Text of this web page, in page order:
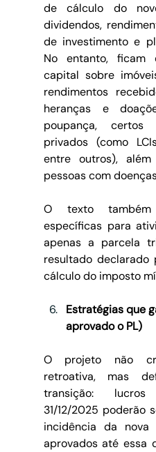
de cálculo do
dividendos,
de investimento e
No entanto, ficam
capital sobre
rendimentos
heranças e
poupança,
privados (como
entre outros),
pessoas com
O texto também
específicas para
apenas a parcela
resultado declarado
cálculo do imposto
Estratégias que
aprovado o PL)
O projeto não
retroativa, mas
transição:
31/12/2025 poderão
incidência da nova
aprovados até essa